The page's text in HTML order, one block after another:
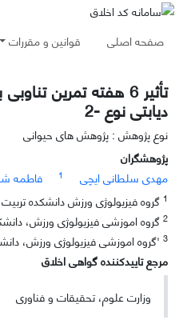
صفحه اصلی قوانین و مقررات
دیابتی نوع -2
نوع پژوهش : پژوهش های حیوانی
پژوهشگران
مهدی سلطانی ایچی
1 فاطمه
1 گروه فیزیولوژی ورزش دانشکده تربیت
2 گروه اموزشی فیزیولوژی ورزش،
3 'گروه اموزشی فیزیولوژی ورزش،
مرجع تاییدکننده گواهی اخلاق
وزارت علوم، تحقیقات و فناوری